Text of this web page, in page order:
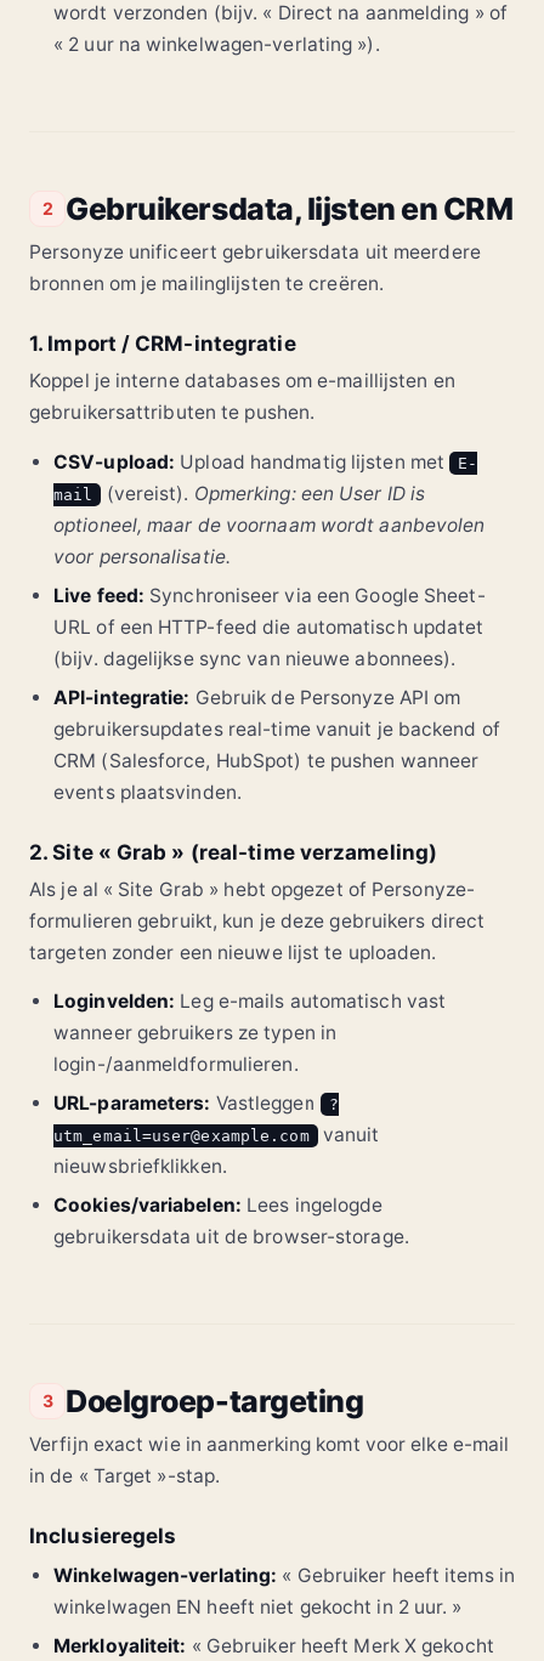
wordt verzonden (bijv. « Direct na aanmelding » of
« 2 uur na winkelwagen-verlating »).
2 Gebruikersdata, lijsten en CRM
Personyze unificeert gebruikersdata uit meerdere
bronnen om je mailinglijsten te creëren.
1. Import / CRM-integratie
Koppel je interne databases om e-maillijsten en
gebruikersattributen te pushen.
CSV-upload: Upload handmatig lijsten met E-
mail
(vereist). Opmerking: een User ID is
optioneel, maar de voornaam wordt aanbevolen
voor personalisatie.
Live feed: Synchroniseer via een Google Sheet-
URL of een HTTP-feed die automatisch updatet
(bijv. dagelijkse sync van nieuwe abonnees).
API-integratie: Gebruik de Personyze API om
gebruikersupdates real-time vanuit je backend of
CRM (Salesforce, HubSpot) te pushen wanneer
events plaatsvinden.
2. Site « Grab » (real-time verzameling)
Als je al « Site Grab » hebt opgezet of Personyze-
formulieren gebruikt, kun je deze gebruikers direct
targeten zonder een nieuwe lijst te uploaden.
Loginvelden: Leg e-mails automatisch vast
wanneer gebruikers ze typen in
login-/aanmeldformulieren.
URL-parameters: Vastleggen
?
utm_email=user@example.com vanuit
nieuwsbriefklikken.
Cookies/variabelen: Lees ingelogde
gebruikersdata uit de browser-storage.
3 Doelgroep-targeting
Verfijn exact wie in aanmerking komt voor elke e-mail
in de « Target »-stap.
Inclusieregels
Winkelwagen-verlating: « Gebruiker heeft items in
winkelwagen EN heeft niet gekocht in 2 uur. »
Merkloyaliteit: « Gebruiker heeft Merk X gekocht